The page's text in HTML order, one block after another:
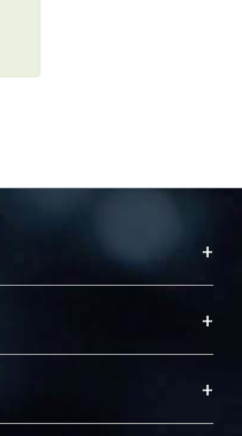
+
為永久珍藏及向國際
術能量，圖書館整合
AH）不同功能平
。期能整合研
+
Library)
+